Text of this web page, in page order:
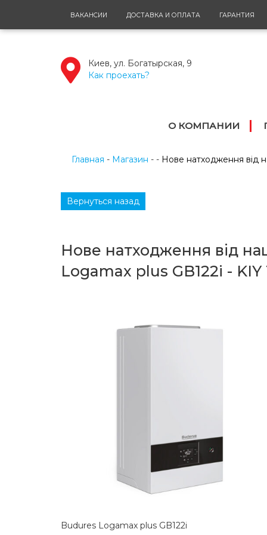
ВАКАНСИИ ДОСТАВКА И ОПЛАТА ГАРАНТИЯ
Киев, ул. Богатырская, 9
Как проехать?
О КОМПАНИИ
Главная Магазин Нове натходження від
Вернуться назад
Нове натходження від
Logamax plus GB122i -
Budures Logamax plus GB122i